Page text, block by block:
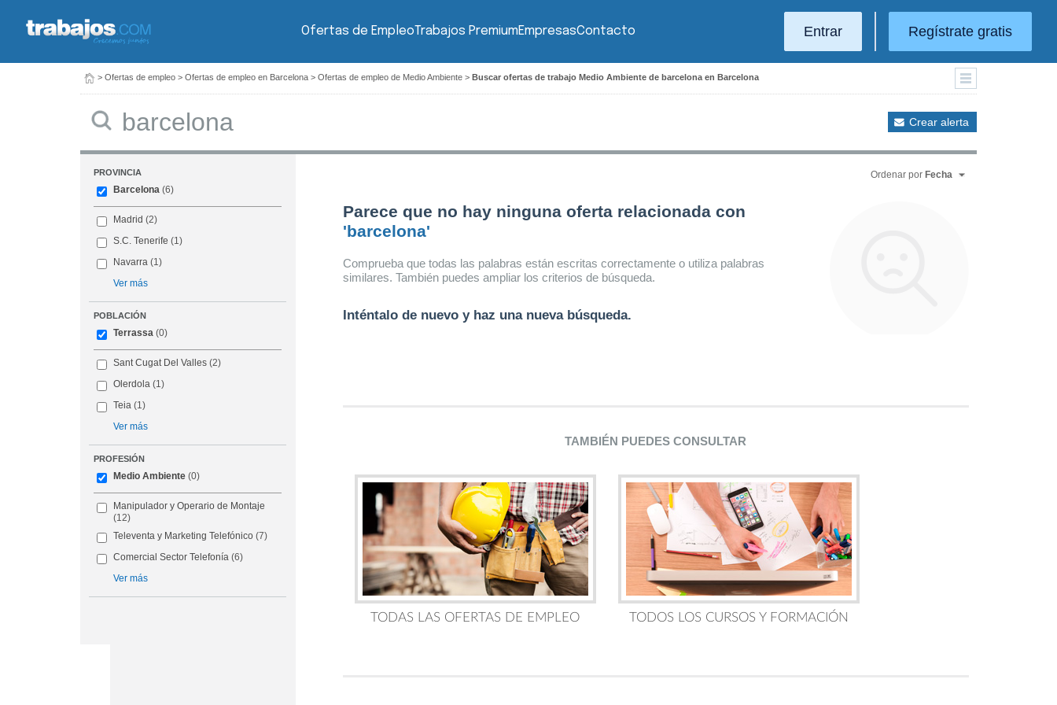
Ofertas de EmpleoTrabajos PremiumEmpresasContacto Entrar Regístrate gratis
> Ofertas de empleo > Ofertas de empleo en Barcelona > Ofertas de empleo de Medio Ambiente > Buscar ofertas de trabajo Medio Ambiente de barcelona en Barcelona
Crear alerta
PROVINCIA
Barcelona (6)
Madrid (2)
S.C. Tenerife (1)
Navarra (1)
Ver más
POBLACIÓN
Terrassa (0)
Sant Cugat Del Valles (2)
Olerdola (1)
Teia (1)
Ver más
PROFESIÓN
Medio Ambiente (0)
Manipulador y Operario de Montaje
(12)
Televenta y Marketing Telefónico (7)
Comercial Sector Telefonía (6)
Ver más
Ordenar por Fecha
Parece que no hay ninguna oferta relacionada con
'barcelona'
Comprueba que todas las palabras están escritas correctamente o utiliza palabras
similares. También puedes ampliar los criterios de búsqueda.
Inténtalo de nuevo y haz una nueva búsqueda.
TAMBIÉN PUEDES CONSULTAR
TODAS LAS OFERTAS DE EMPLEO TODOS LOS CURSOS Y FORMACIÓN